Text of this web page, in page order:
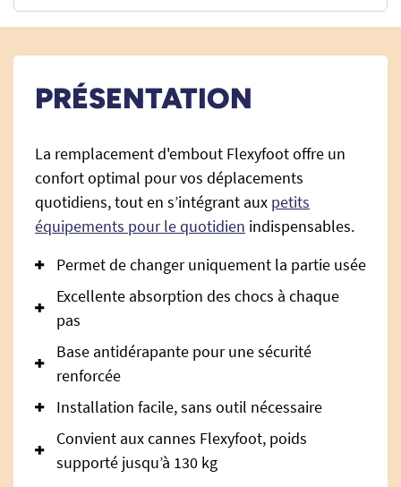
PRÉSENTATION
La remplacement d'embout Flexyfoot offre un
confort optimal pour vos déplacements
quotidiens, tout en s’intégrant aux petits
équipements pour le quotidien indispensables.
Permet de changer uniquement la partie usée
Excellente absorption des chocs à chaque
pas
Base antidérapante pour une sécurité
renforcée
Installation facile, sans outil nécessaire
Convient aux cannes Flexyfoot, poids
supporté jusqu’à 130 kg